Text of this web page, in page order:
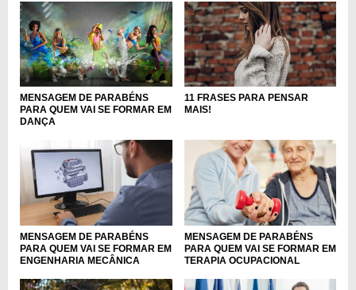
MENSAGEM DE PARABÉNS
PARA QUEM VAI SE FORMAR EM
DANÇA
11 FRASES PARA PENSAR
MAIS!
MENSAGEM DE PARABÉNS
PARA QUEM VAI SE FORMAR EM
ENGENHARIA MECÂNICA
MENSAGEM DE PARABÉNS
PARA QUEM VAI SE FORMAR EM
TERAPIA OCUPACIONAL